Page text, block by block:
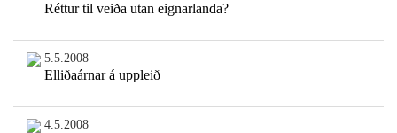
Réttur til veiða utan eignarlanda?
5.5.2008
Elliðaárnar á uppleið
4.5.2008